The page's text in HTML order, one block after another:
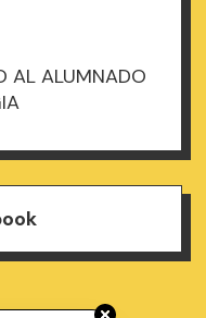
AL ALUMNADO